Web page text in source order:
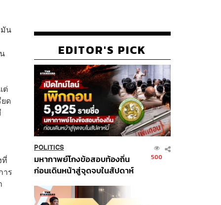
มัน
ต่
ด
ที่
าร
EDITOR'S PICK
POLITICS
มหากาพย์โกงข้อสอบท้องถิ่น
ก่อนเดินหน้าสู่จุดจบในสัปดาห์
500